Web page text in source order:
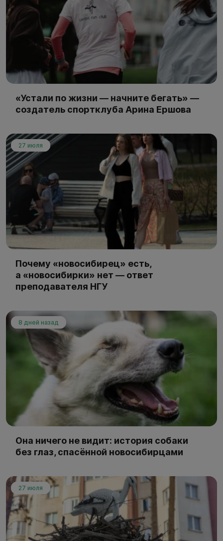
«Устали по жизни — начните бегать» —
создатель спортклуба Арина Ершова
27 июля
Почему «новосибирец» есть,
а «новосибирки» нет — ответ
преподавателя НГУ
8 дней назад
Она ничего не видит: история собаки
без глаз, спасённой новосибирцами
27 июля